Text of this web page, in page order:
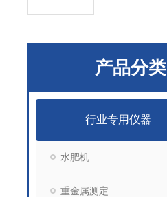
产品分类
行业专用仪器
水肥机
重金属测定